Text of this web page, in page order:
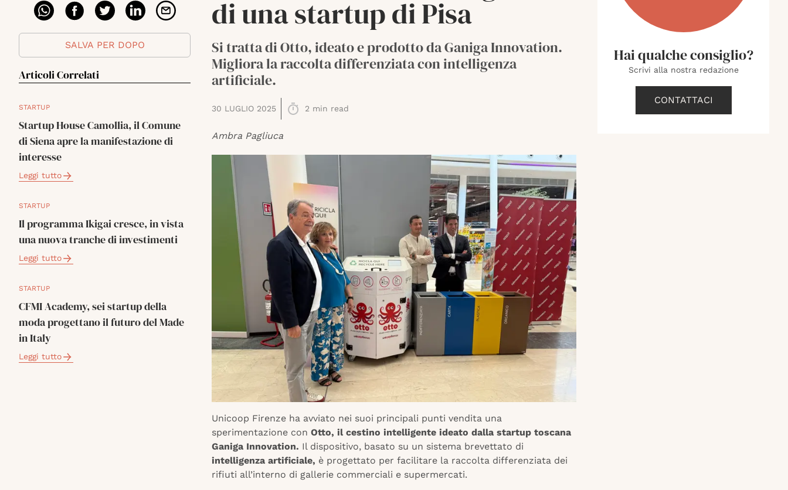
SALVA PER DOPO
Articoli Correlati
STARTUP
Startup House Camollia, il Comune
di Siena apre la manifestazione di
interesse
Leggi tutto
STARTUP
Il programma Ikigai cresce, in vista
una nuova tranche di investimenti
Leggi tutto
STARTUP
CFMI Academy, sei startup della
moda progettano il futuro del Made
in Italy
Leggi tutto
di una startup di Pisa
Si tratta di Otto, ideato e prodotto da Ganiga Innovation.
Migliora la raccolta differenziata con intelligenza
artificiale.
30 LUGLIO 2025 2 min read
Ambra Pagliuca
Unicoop Firenze ha avviato nei suoi principali punti vendita una
sperimentazione con Otto, il cestino intelligente ideato dalla startup toscana
Ganiga Innovation. Il dispositivo, basato su un sistema brevettato di
intelligenza artificiale, è progettato per facilitare la raccolta differenziata dei
rifiuti all’interno di gallerie commerciali e supermercati.
Hai qualche consiglio?
Scrivi alla nostra redazione
CONTATTACI